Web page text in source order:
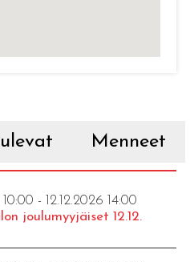
Menneet
10:00 - 12.12.2026 14:00
joulumyyjäiset 12.12.